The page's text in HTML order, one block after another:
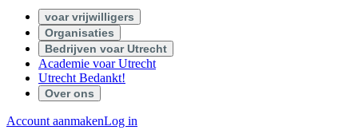
voar vrijwilligers
Organisaties
Bedrijven voar Utrecht
Academie voar Utrecht
Utrecht Bedankt!
Over ons
Account aanmakenLog in